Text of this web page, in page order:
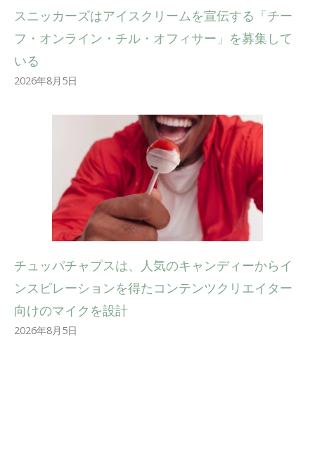
スニッカーズはアイスクリームを宣伝する「チー
フ・オンライン・チル・オフィサー」を募集して
いる
2026年8月5日
チュッパチャプスは、人気のキャンディーからイ
ンスピレーションを得たコンテンツクリエイター
向けのマイクを設計
2026年8月5日